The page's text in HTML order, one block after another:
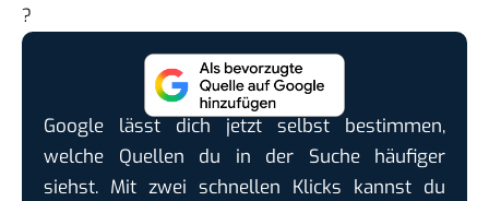
?
Google lässt dich jetzt selbst bestimmen,
welche Quellen du in der Suche häufiger
siehst. Mit zwei schnellen Klicks kannst du